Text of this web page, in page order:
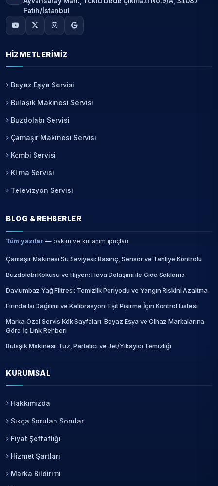
Fatih/İstanbul
HIZMETLERIMIZ
Beyaz Eşya Servisi
Bulaşık Makinesi Servisi
Buzdolabı Servisi
Çamaşır Makinesi Servisi
Kombi Servisi
Klima Servisi
Televizyon Servisi
BLOG & REHBERLER
Tüm yazılar — bakım ve kullanım ipuçları
Çamaşır Makinesi Su Seviyesi: Basınç, Sensör ve Tahliye Kontrolü
Buzdolabı Kokusu ve Hijyen: Hava Dolaşımı ile Gıda Saklama
Davlumbaz Yağ Filtresi: Temizlik Periyodu ve Yangın Riskini Azaltma
Fırında Isı Dağılımı ve Kalibrasyon: Eşit Pişirme İçin Kontrol Listesi
Marka Özel Servis Kök Sayfaları: Beyaz Eşya ve Cihaz Markalarına
Göre İç Link Rehberi
Bulaşık Makinesi: Tuz, Parlatıcı ve Jet/Yıkayici Temizliği
KURUMSAL
Hakkımızda
Sıkça Sorulan Sorular
Fiyat Şeffaflığı
Hizmet Şartları
Marka Bildirimi